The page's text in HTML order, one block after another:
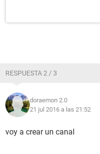
RESPUESTA 2 / 3
doraemon 2.0
21 jul 2016 a las 21:52
voy a crear un canal